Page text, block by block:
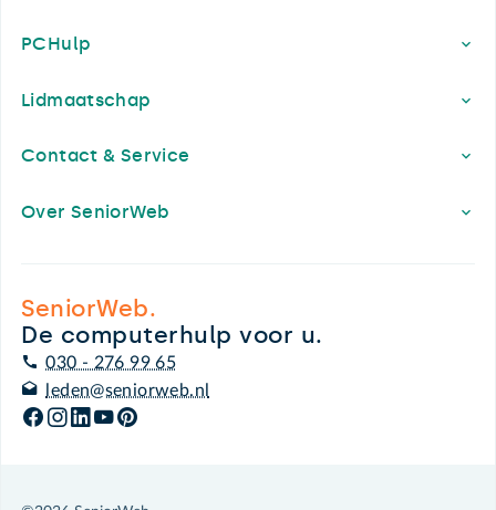
PCHulp
Lidmaatschap
Contact & Service
Over SeniorWeb
SeniorWeb.
De computerhulp voor u.
030 - 276 99 65
leden@seniorweb.nl